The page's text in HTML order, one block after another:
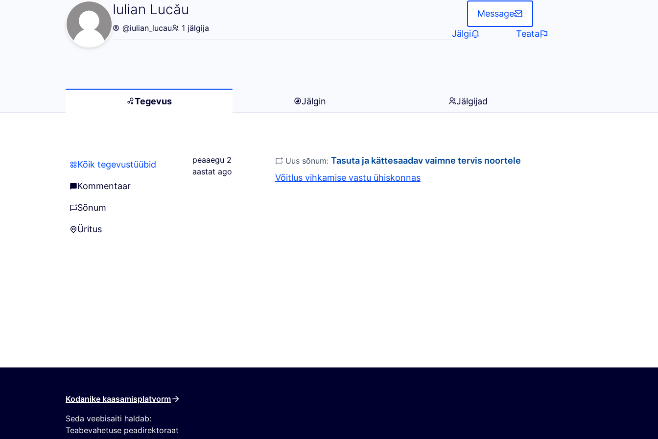
Iulian Lucău
Tegevus (Iulian Lucău)
@iulian_lucau 1 jälgija
Message
Jälgi
Teata
Tegevus Jälgin Jälgijad
Kõik tegevustüübid
Kõik tegevustüübid
Kommentaar
Kommentaar
sõnum
sõnum
Üritus
Üritus
peaaegu 2
aastat ago
Uus sõnum: Tasuta ja kättesaadav vaimne tervis noortele
Võitlus vihkamise vastu ühiskonnas
Kodanike kaasamisplatvorm
Seda veebisaiti haldab:
Teabevahetuse peadirektoraat